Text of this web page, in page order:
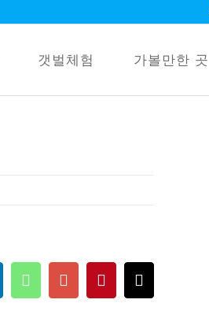
갯벌체험 가볼만한 곳
LinkedInWhatsapp
Google+Pinterest